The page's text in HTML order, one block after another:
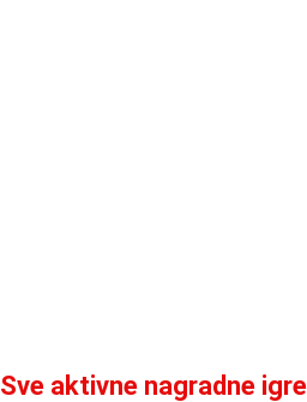
Sve aktivne nagradne igre